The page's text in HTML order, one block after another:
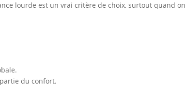
lourde est un vrai critère de choix, surtout quand
du confort.